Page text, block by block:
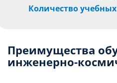
Количество
Преимущества
инженерно-